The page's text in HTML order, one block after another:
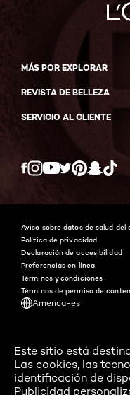
MÁS POR EXPLORAR
REVISTA DE BELLEZA
SERVICIO AL CLIENTE
Twitter
America-es
Aviso sobre datos de salud del
Política de privacidad
Declaración de accesibilidad
Preferencias en línea
Términos y condiciones
Términos de permiso de
Este sitio está
Las cookies, las
identificación de
Publicidad